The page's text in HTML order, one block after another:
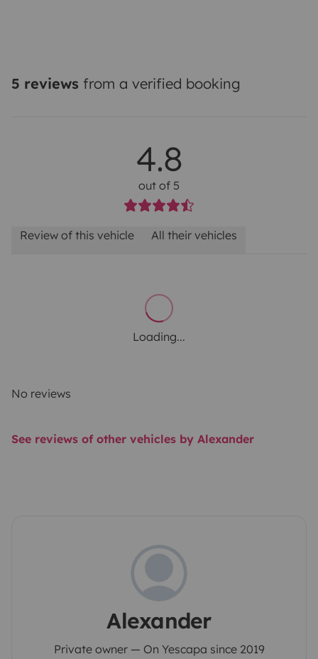
5 reviews from a verified booking
4.8
out of 5
Review of this vehicle All their vehicles
Loading...
No reviews
See reviews of other vehicles by Alexander
Alexander
Private owner — On Yescapa since 2019